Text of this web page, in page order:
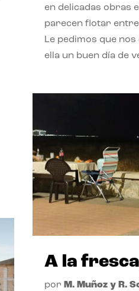
en delicadas obras
parecen flotar
Le pedimos que
ella un buen día de
A la
por M. Muñoz y R.